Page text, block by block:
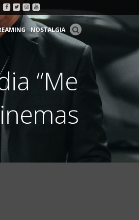
Facebook
Twitter
Instagram
Youtube
NOSTALGIA
“Me